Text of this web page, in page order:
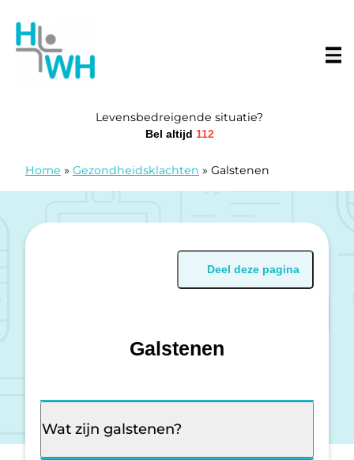
Levensbedreigende situatie?
Bel altijd 112
Home » Gezondheidsklachten » Galstenen
Deel deze pagina
Galstenen
Wat zijn galstenen?